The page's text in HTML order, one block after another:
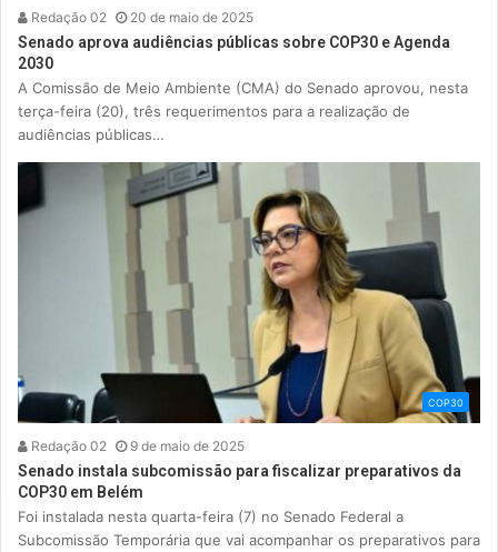
Redação 02 20 de maio de 2025
Senado aprova audiências públicas sobre COP30 e Agenda
2030
A Comissão de Meio Ambiente (CMA) do Senado aprovou, nesta
terça-feira (20), três requerimentos para a realização de
audiências públicas…
COP30
Redação 02 9 de maio de 2025
Senado instala subcomissão para fiscalizar preparativos da
COP30 em Belém
Foi instalada nesta quarta-feira (7) no Senado Federal a
Subcomissão Temporária que vai acompanhar os preparativos para